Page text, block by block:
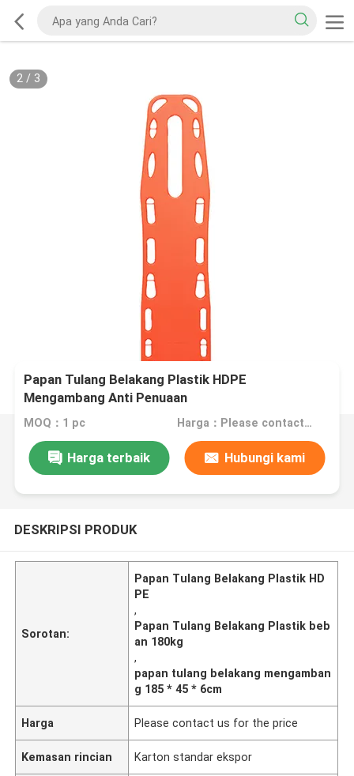
2/ 3
Papan Tulang Belakang Plastik HDPE
Mengambang Anti Penuaan
MOQ：1 pc Harga：Please contact us for the price
Harga terbaik Hubungi kami
DESKRIPSI PRODUK
Sorotan:
Papan Tulang Belakang Plastik HD
PE
,
Papan Tulang Belakang Plastik beb
an 180kg
,
papan tulang belakang mengamban
g 185 * 45 * 6cm
Harga Please contact us for the price
Kemasan rincian Karton standar ekspor